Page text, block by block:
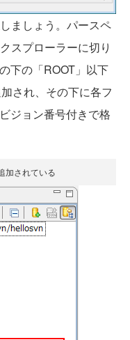
ましょう。パースペ
スプローラーに切り
下の「ROOT」以下
され、その下に各フ
ジョン番号付きで格
加されている